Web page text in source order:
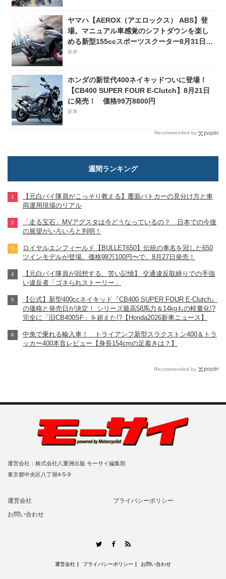
ヤマハ【AEROX（アエロックス） ABS】登
場。マニュアル車感覚のシフトダウンを楽し
める新型155ccスポーツスクーター8月31日発
売。価格48万1800円
新車
ホンダの新世代400ネイキッドついに登場！
【CB400 SUPER FOUR E-Clutch】8月21日
に発売！ 価格99万8800円
新車
Recommended by
週間ランキング
【元白バイ隊員がこっそり教える】覆面パトカーの見分け方と車
両運用現場のリアル
「走る宝石」MVアグスタは今どうなっているの？ 日本での今後
の展望がいろいろと判明！
ロイヤルエンフィールド【BULLET650】伝統の車名を冠した650
ツインモデルが登場。価格98万100円〜で、8月27日発売！
【元白バイ隊員が回想する、苦い記憶】 交通違反取締りでの手強
い違反者「ゴネられストーリー」
【公式】新型400ccネイキッド『CB400 SUPER FOUR E-Clutch』
の価格と発売日が決定！ シリーズ最高58馬力＆14kgもの軽量化!?
完全に「旧CB400SF」を超えた!?【Honda2026新車ニュース】
中免で乗れる輸入車！ トライアンフ新型スラクストン400＆トラ
ッカー400本音レビュー【身長154cmの足着きは？】
Recommended by
運営会社：株式会社八重洲出版 モーサイ編集部
東京都中央区八丁堀4-5-9
運営会社
プライバシーポリシー
お問い合わせ
TwitterFacebook
運営会社 プライバシーポリシー お問い合わせ